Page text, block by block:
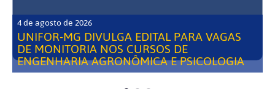
4 de agosto de 2026
UNIFOR-MG DIVULGA EDITAL PARA VAGAS
DE MONITORIA NOS CURSOS DE
ENGENHARIA AGRONÔMICA E PSICOLOGIA